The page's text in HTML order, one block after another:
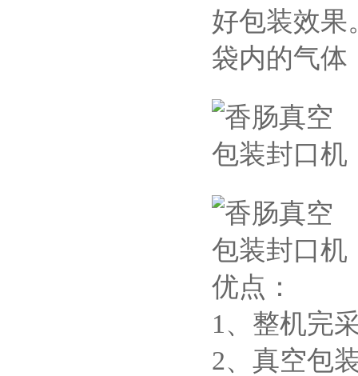
好包装效果
袋内的气体
优点：
1、整机完
2、真空包